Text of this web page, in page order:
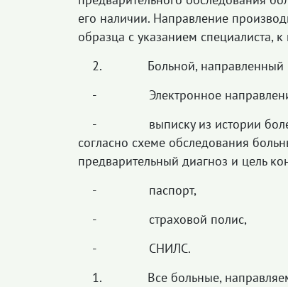
его наличии. Направление
образца с указанием специалиста,
2. Больной, направленный на
- Электронное направление
- выписку из истории
согласно схеме обследования
предварительный диагноз и цель
- паспорт,
- страховой полис,
- СНИЛС.
1. Все больные, направляемые